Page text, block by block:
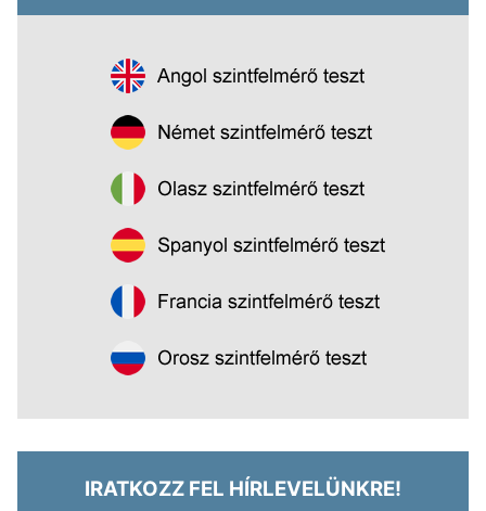
IRATKOZZ FEL HÍRLEVELÜNKRE!